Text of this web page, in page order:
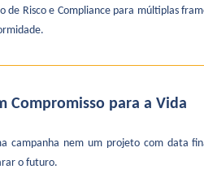
de Risco e Compliance para múltiplas
Compromisso para a Vida
campanha nem um projeto com data
o futuro.